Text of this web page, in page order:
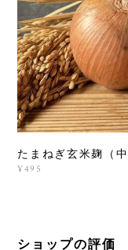
たまねぎ玄米麹（
¥495
ショップの評価